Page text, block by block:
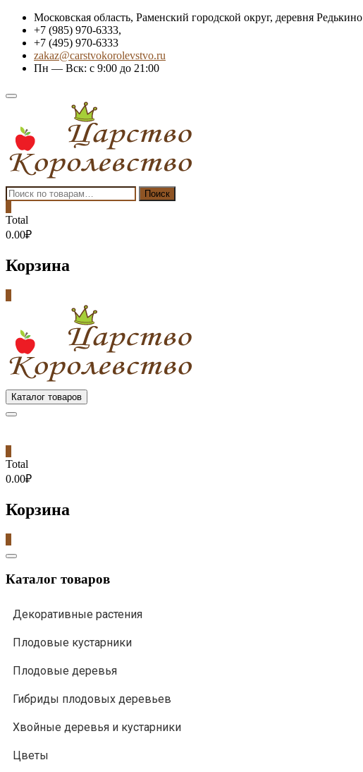
Skip
content
Московская область, Раменский городской округ, деревня Редькино
+7 (985) 970-6333,
+7 (495) 970-6333
zakaz@carstvokorolevstvo.ru
Пн — Вск: с 9:00 до 21:00
Topbar
Искать: Поиск
Total
0.00₽
Корзина
Каталог товаров
Total
0.00₽
Корзина
Catalog
Каталог товаров
Декоративные растения
Плодовые кустарники
Плодовые деревья
Гибриды плодовых деревьев
Хвойные деревья и кустарники
Цветы